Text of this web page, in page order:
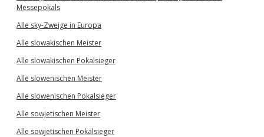
Messepokals
Alle sky-Zweige in Europa
Alle slowakischen Meister
Alle slowakischen Pokalsieger
Alle slowenischen Meister
Alle slowenischen Pokalsieger
Alle sowjetischen Meister
Alle sowjetischen Pokalsieger